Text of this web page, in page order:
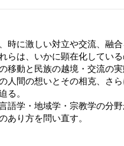
時に激しい対立や交流、融
らは、いかに顕在化している
移動と民族の越境・交流の
人間の想いとその相克、さ
る。
語学・地域学・宗教学の分
あり方を問い直す。